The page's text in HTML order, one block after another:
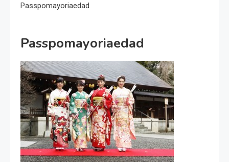
Passpomayoriaedad
Passpomayoriaedad